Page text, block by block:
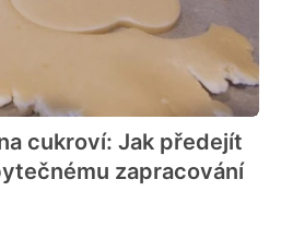
cukroví: Jak předejít
zapracování